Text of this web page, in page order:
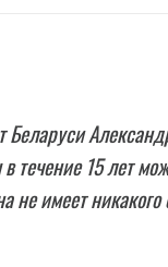
течение 15 лет
не имеет